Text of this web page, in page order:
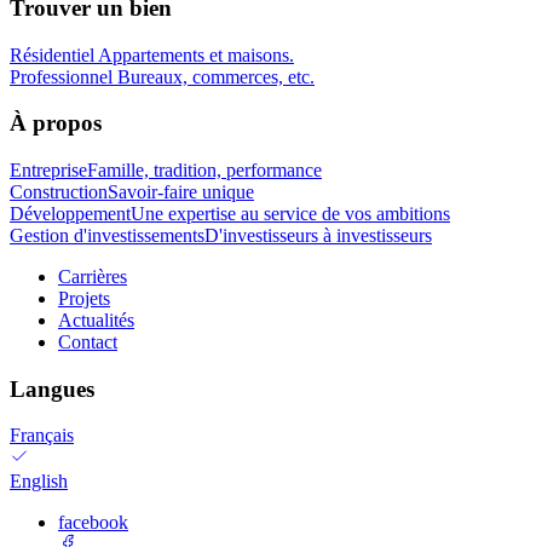
Trouver un bien
Résidentiel Appartements et maisons.
Professionnel Bureaux, commerces, etc.
À propos
EntrepriseFamille, tradition, performance
ConstructionSavoir-faire unique
DéveloppementUne expertise au service de vos ambitions
Gestion d'investissementsD'investisseurs à investisseurs
Carrières
Projets
Actualités
Contact
Langues
Français
English
facebook